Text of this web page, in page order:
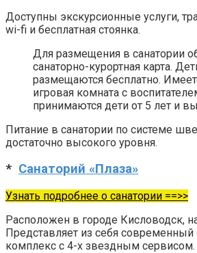
Доступны экскурсионные услуги,
wi-fi и бесплатная стоянка.
Для размещения в санатории
санаторно-курортная карта.
размещаются бесплатно.
игровая комната с
принимаются дети от 5 лет и
Питание в санатории по системе
достаточно высокого уровня.
* Санаторий «Плаза»
Узнать подробнее о санатории ==>>
Расположен в городе Кисловодск,
Представляет из себя современный
комплекс с 4-х звездным сервисом.